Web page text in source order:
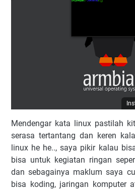
Mendengar kata linux pastilah
serasa tertantang dan keren
linux he he.., saya pikir kalau
bisa untuk kegiatan ringan
dan sebagainya maklum saya
bisa koding, jaringan komputer